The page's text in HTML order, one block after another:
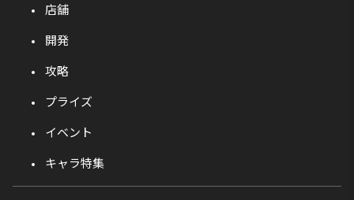
店舗
開発
攻略
プライズ
イベント
キャラ特集